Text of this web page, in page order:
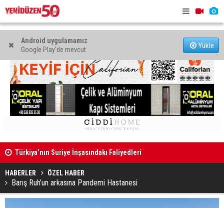
Android uygulamamız
Google Play'de mevcut
Yükle
Türkiya’nın Suriye İnşasındakı Faliyedleri
HABERLER ÖZEL HABER
Barış Ruh’un arkasına Pandemi Hastanesi